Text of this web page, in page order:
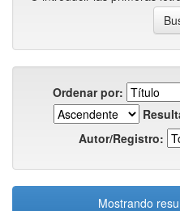
Ordenar por:
Autor/Registro:
Mostrando